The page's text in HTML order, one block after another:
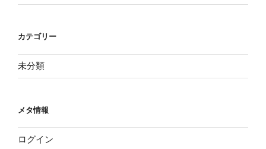
カテゴリー
未分類
メタ情報
ログイン